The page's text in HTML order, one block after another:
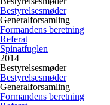
Bestyrelsesmøder
Generalforsamling
Formandens beretning
Referat
Spinatfuglen
2014
Bestyrelsesmøder
Bestyrelsesmøder
Generalforsamling
Formandens beretning